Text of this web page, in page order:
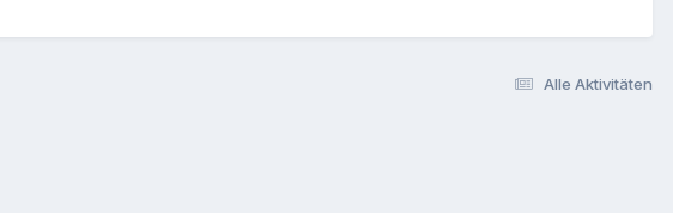
Alle Aktivitäten